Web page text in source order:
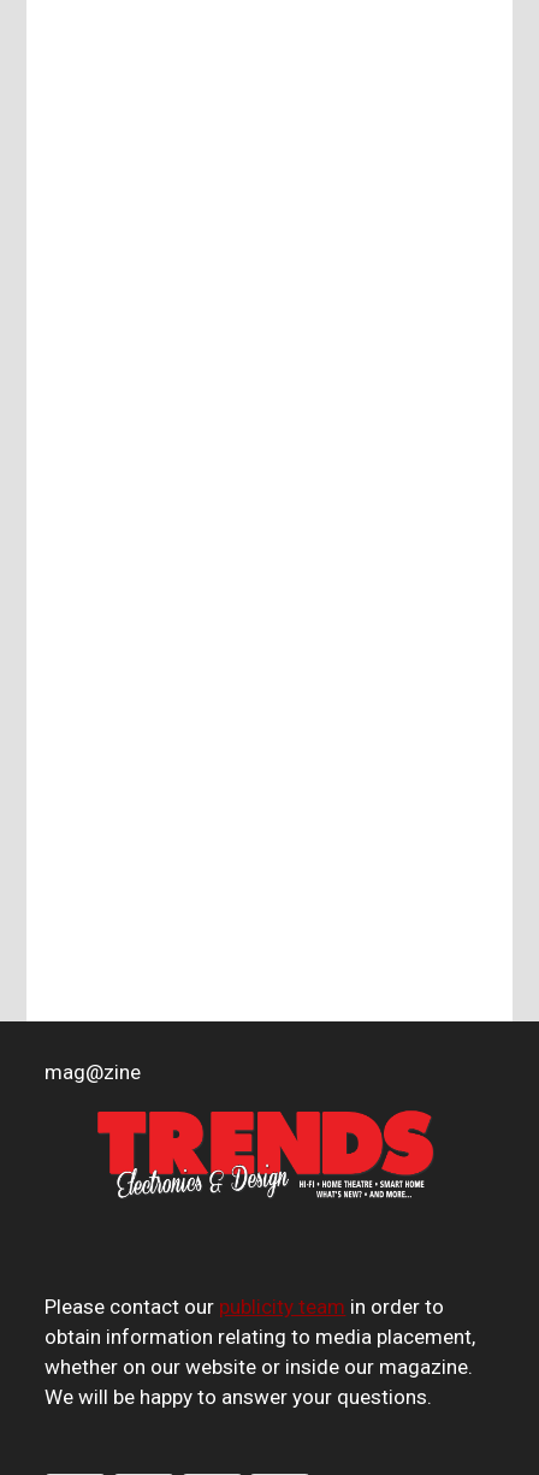
mag@zine
Please contact our publicity team in order to
obtain information relating to media placement,
whether on our website or inside our magazine.
We will be happy to answer your questions.